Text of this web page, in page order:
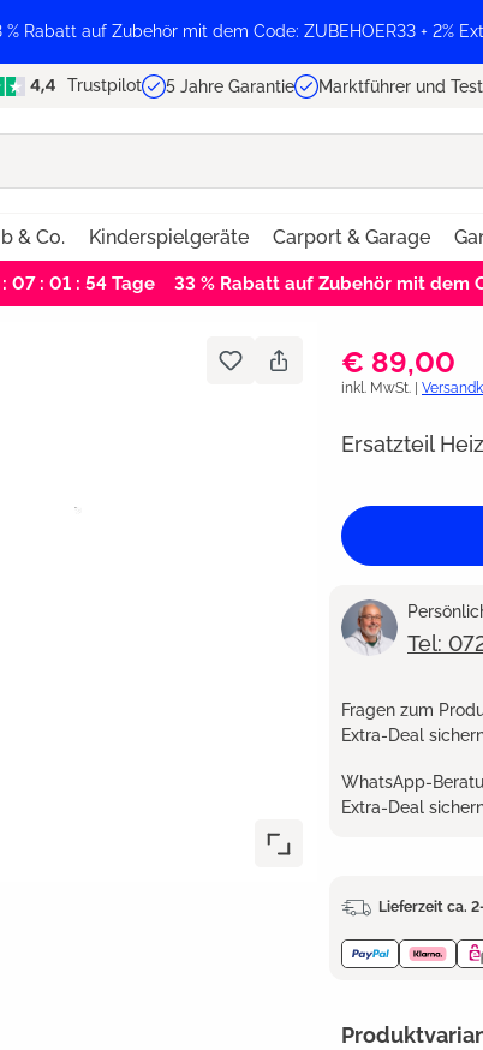
% Rabatt auf Zubehör mit dem Code: ZUBEHOER33 + 2%
Trustpilot 5 Jahre Garantie Marktführer und
& Co. Kinderspielgeräte Carport & Garage
07 : 01 : 54 Tage 33 % Rabatt auf Zubehör mit dem
€ 89,00
inkl. MwSt. |
Ersatzteil
Tel:
Fragen zum
Extra-Deal
WhatsApp-
Extra-Deal
Lieferzeit ca.